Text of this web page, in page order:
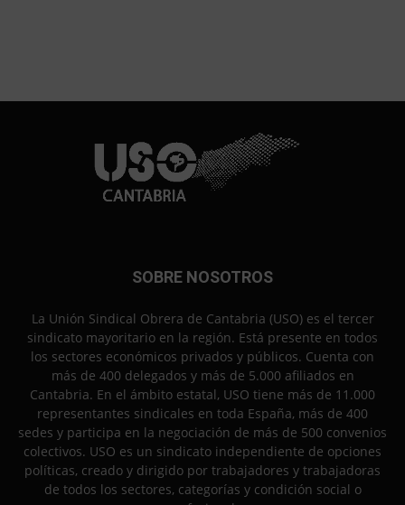
SOBRE NOSOTROS
La Unión Sindical Obrera de Cantabria (USO) es el tercer
sindicato mayoritario en la región. Está presente en todos
los sectores económicos privados y públicos. Cuenta con
más de 400 delegados y más de 5.000 afiliados en
Cantabria. En el ámbito estatal, USO tiene más de 11.000
representantes sindicales en toda España, más de 400
sedes y participa en la negociación de más de 500 convenios
colectivos. USO es un sindicato independiente de opciones
políticas, creado y dirigido por trabajadores y trabajadoras
de todos los sectores, categorías y condición social o